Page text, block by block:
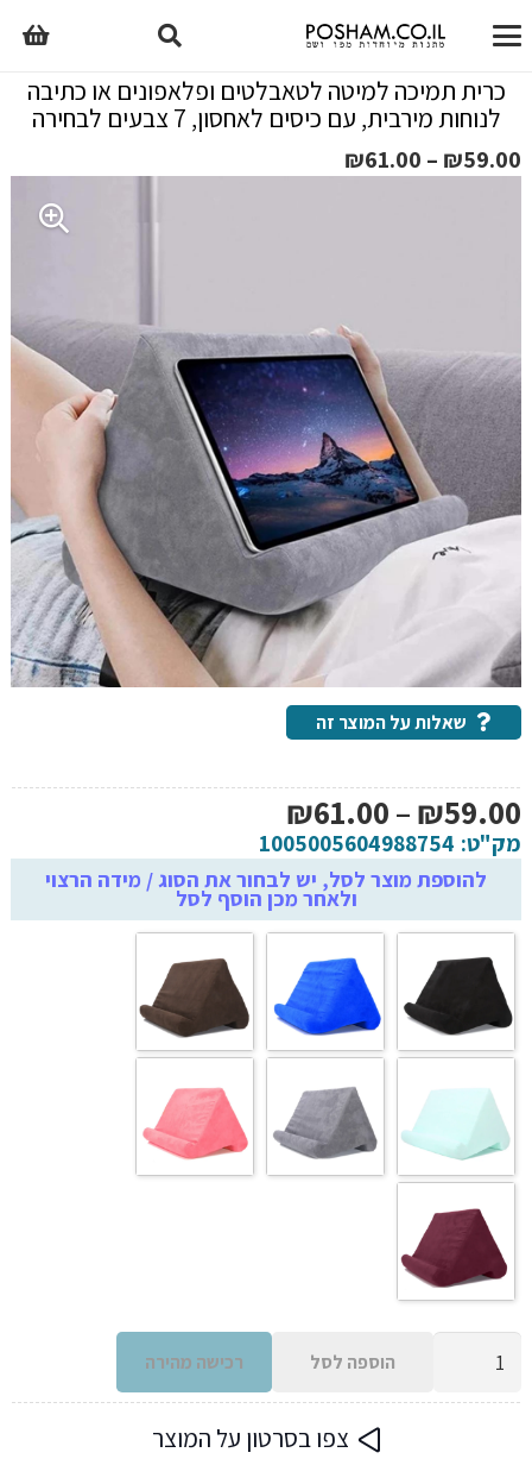
כרית תמיכה למיטה לטאבלטים ופלאפונים או כתיבה
לנוחות מירבית, עם כיסים לאחסון, 7 צבעים לבחירה
₪59.00
–
₪61.00
שאלות על המוצר זה
₪59.00
–
₪61.00
מחירים:
עד
מק"ט: 1005005604988754
להוספת מוצר לסל, יש לבחור את הסוג / מידה הרצוי
ולאחר מכן הוסף לסל
הוספה לסל רכישה מהירה
צפו בסרטון על המוצר